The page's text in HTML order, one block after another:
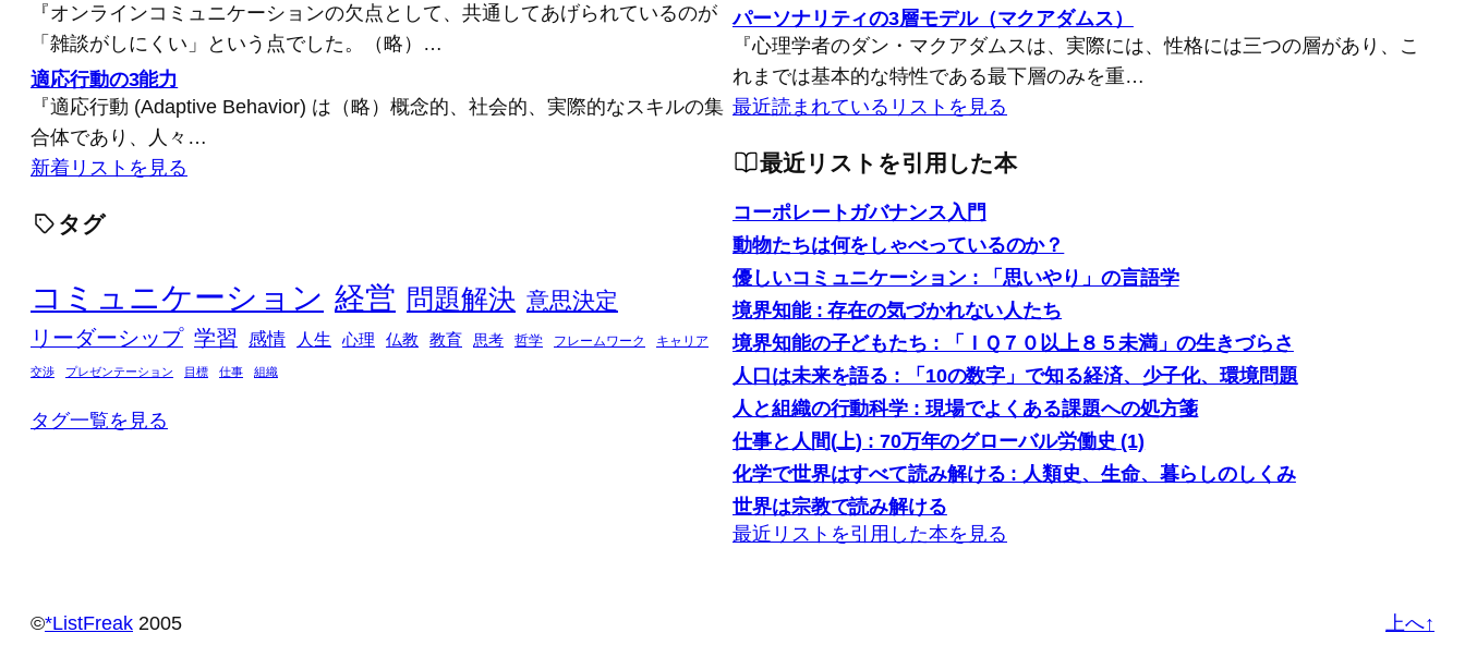
『オンラインコミュニケーションの欠点として、共通してあげられているのが
「雑談がしにくい」という点でした。（略）…
適応行動の3能力
『適応行動 (Adaptive Behavior) は（略）概念的、社会的、実際的なスキルの集
合体であり、人々…
新着リストを見る
タグ
コミュニケーション 経営 問題解決 意思決定
リーダーシップ 学習 感情 人生 心理 仏教 教育 思考 哲学 フレームワーク キャリア
交渉 プレゼンテーション 目標 仕事 組織
タグ一覧を見る
パーソナリティの3層モデル（マクアダムス）
『心理学者のダン・マクアダムスは、実際には、性格には三つの層があり、こ
れまでは基本的な特性である最下層のみを重…
最近読まれているリストを見る
最近リストを引用した本
コーポレートガバナンス入門
動物たちは何をしゃべっているのか？
優しいコミュニケーション : 「思いやり」の言語学
境界知能 : 存在の気づかれない人たち
境界知能の子どもたち : 「ＩＱ７０以上８５未満」の生きづらさ
人口は未来を語る : 「10の数字」で知る経済、少子化、環境問題
人と組織の行動科学 : 現場でよくある課題への処方箋
仕事と人間(上) : 70万年のグローバル労働史 (1)
化学で世界はすべて読み解ける : 人類史、生命、暮らしのしくみ
世界は宗教で読み解ける
最近リストを引用した本を見る
©️*ListFreak 2005 上へ↑